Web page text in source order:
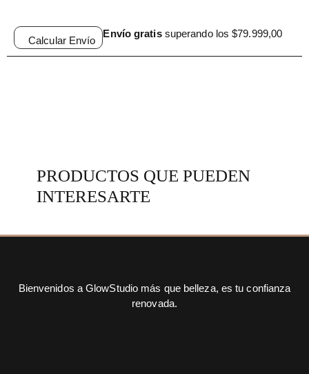
Calcular Envío
Envío gratissuperando los $79.999,00
PRODUCTOS QUE PUEDEN
INTERESARTE
Bienvenidos a GlowStudio más que belleza, es tu confianza
renovada.